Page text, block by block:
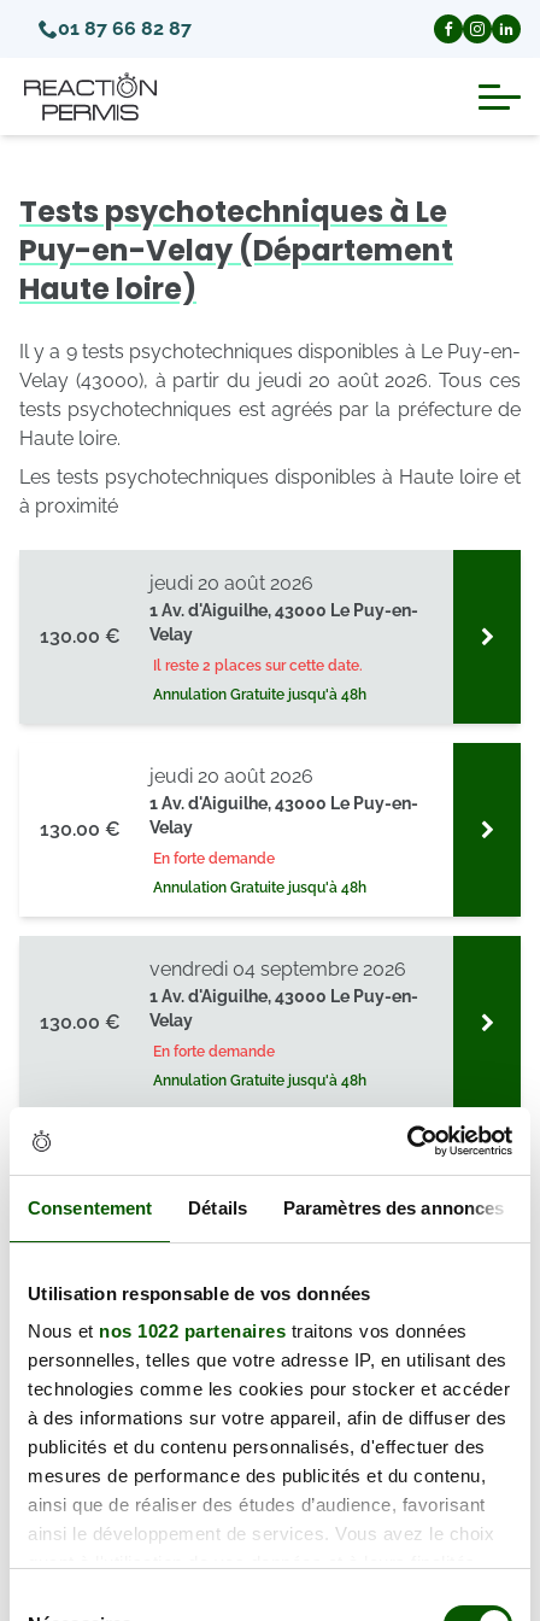
Consentement Détails Paramètres des annonces
Utilisation responsable de vos données
Nous et nos 1022 partenaires traitons vos données
personnelles, telles que votre adresse IP, en utilisant des
technologies comme les cookies pour stocker et accéder
à des informations sur votre appareil, afin de diffuser des
publicités et du contenu personnalisés, d'effectuer des
mesures de performance des publicités et du contenu,
ainsi que de réaliser des études d’audience, favorisant
ainsi le développement de services. Vous avez le choix
01 87 66 82 87
Invalidation du permis de conduire
Annulation du permis de conduire
Médecins agréés pour le permis
Visite médicale test psychotechnique
Tests psychotechniques à Le
Puy-en-Velay (Département
Haute loire)
Il y a 9 tests psychotechniques disponibles à Le Puy-en-
Velay (43000), à partir du jeudi 20 août 2026. Tous ces
tests psychotechniques est agréés par la préfecture de
Haute loire.
Les tests psychotechniques disponibles à Haute loire et
à proximité
130.00 €
1 Av. d'Aiguilhe, 43000 Le Puy-en-
Velay
Il reste 2 places sur cette date.
Annulation Gratuite jusqu'à 48h
jeudi 20 août 2026
130.00 €
1 Av. d'Aiguilhe, 43000 Le Puy-en-
Velay
En forte demande
Annulation Gratuite jusqu'à 48h
jeudi 20 août 2026
130.00 €
1 Av. d'Aiguilhe, 43000 Le Puy-en-
Velay
En forte demande
Annulation Gratuite jusqu'à 48h
vendredi 04 septembre 2026
130.00 €
Velay
En forte demande
130.00 €
1 Av. d'Aiguilhe, 43000 Le Puy-en-
En forte demande
Annulation Gratuite jusqu'à 48h
vendredi 18 septembre 2026
1 Av. d'Aiguilhe, 43000 Le Puy-en-
vendredi 25 septembre 2026